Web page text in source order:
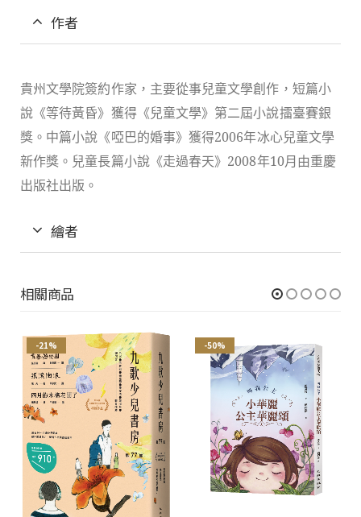
作者
貴州文學院簽約作家，主要從事兒童文學創作，短篇小
說《等待黃昏》獲得《兒童文學》第二屆小說擂臺賽銀
獎。中篇小說《啞巴的婚事》獲得2006年冰心兒童文學
新作獎。兒童長篇小說《走過春天》 2008年10月由重慶
出版社出版。
繪者
相關商品
-21% -50%